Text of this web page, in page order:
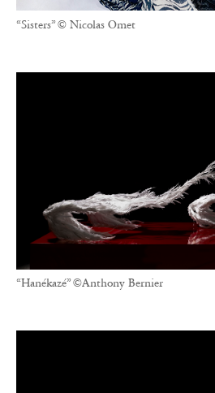
“Sisters” © Nicolas Omet
“Hanékazé” ©Anthony Bernier